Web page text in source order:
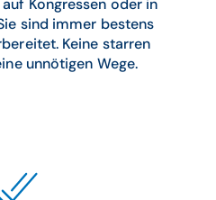
Kongressen oder in
sind immer bestens
Keine starren
unnötigen Wege.